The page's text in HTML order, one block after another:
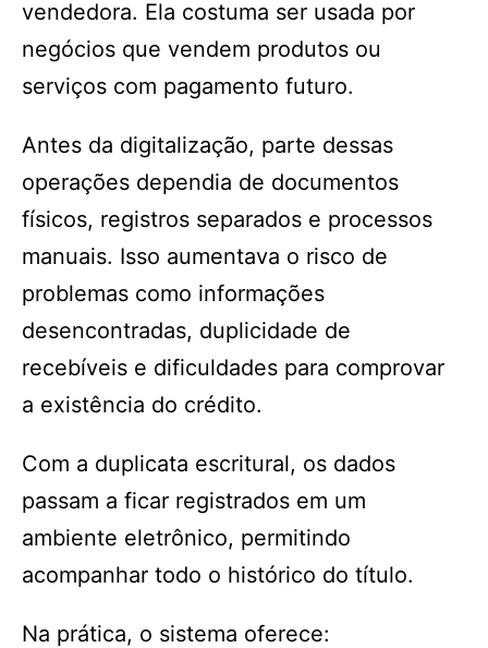
vendedora. Ela costuma ser usada por
negócios que vendem produtos ou
serviços com pagamento futuro.
Antes da digitalização, parte dessas
operações dependia de documentos
físicos, registros separados e processos
manuais. Isso aumentava o risco de
problemas como informações
desencontradas, duplicidade de
recebíveis e dificuldades para comprovar
a existência do crédito.
Com a duplicata escritural, os dados
passam a ficar registrados em um
ambiente eletrônico, permitindo
acompanhar todo o histórico do título.
Na prática, o sistema oferece: